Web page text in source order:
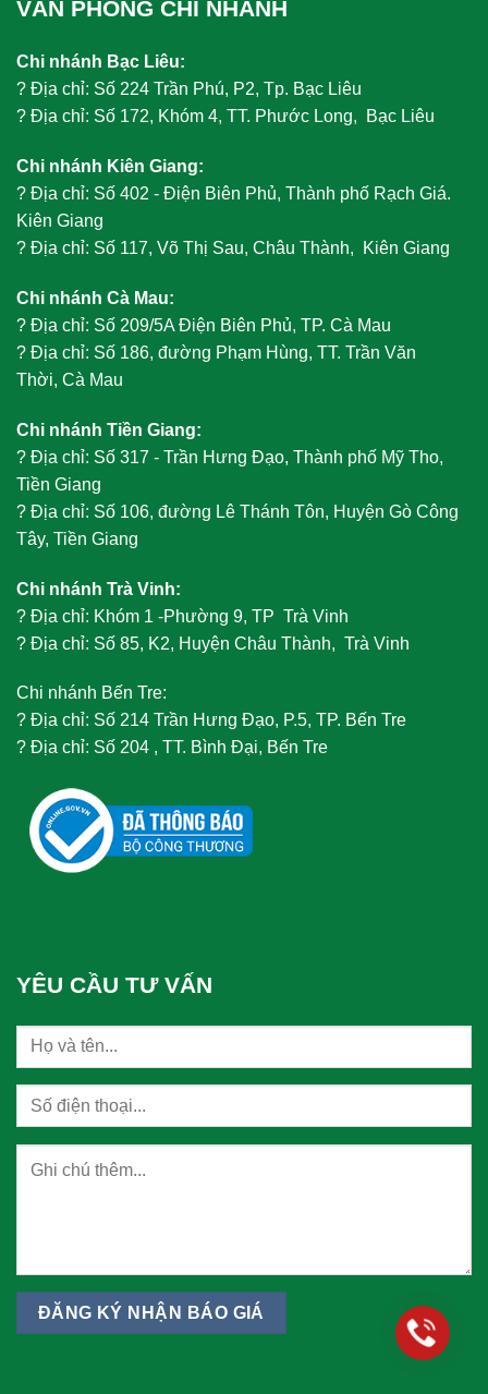
VĂN PHÒNG CHI NHÁNH
Chi nhánh Bạc Liêu:
? Địa chỉ: Số 224 Trần Phú, P2, Tp. Bạc Liêu
? Địa chỉ: Số 172, Khóm 4, TT. Phước Long, Bạc Liêu
Chi nhánh Kiên Giang:
? Địa chỉ: Số 402 - Điện Biên Phủ, Thành phố Rạch Giá.
Kiên Giang
? Địa chỉ: Số 117, Võ Thị Sau, Châu Thành, Kiên Giang
Chi nhánh Cà Mau:
? Địa chỉ: Số 209/5A Điện Biên Phủ, TP. Cà Mau
? Địa chỉ: Số 186, đường Phạm Hùng, TT. Trần Văn
Thời, Cà Mau
Chi nhánh Tiền Giang:
? Địa chỉ: Số 317 - Trần Hưng Đạo, Thành phố Mỹ Tho,
Tiền Giang
? Địa chỉ: Số 106, đường Lê Thánh Tôn, Huyện Gò Công
Tây, Tiền Giang
Chi nhánh Trà Vinh:
? Địa chỉ: Khóm 1 -Phường 9, TP Trà Vinh
? Địa chỉ: Số 85, K2, Huyện Châu Thành, Trà Vinh
Chi nhánh Bến Tre:
? Địa chỉ: Số 214 Trần Hưng Đạo, P.5, TP. Bến Tre
? Địa chỉ: Số 204 , TT. Bình Đại, Bến Tre
YÊU CẦU TƯ VẤN